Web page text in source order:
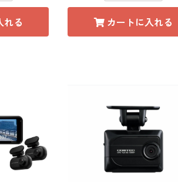
る カートに入れる